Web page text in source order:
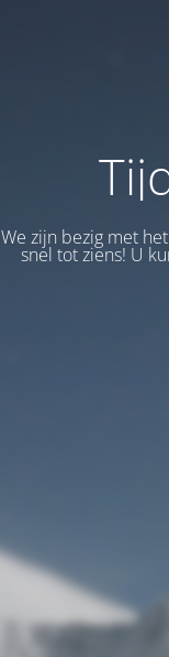
We zijn bezig met
snel tot ziens! U